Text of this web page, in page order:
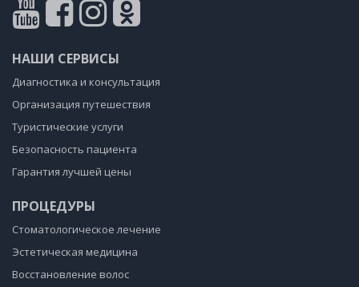
НАШИ СЕРВИСЫ
Диагностика и консультация
Организация путешествия
Туристические услуги
Безопасность пациента
Гарантия лучшей цены
ПРОЦЕДУРЫ
Стоматологическое лечение
Эстетическая медицина
Восстановление волос